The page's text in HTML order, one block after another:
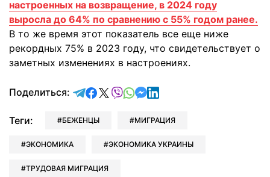
настроенных на возвращение, в 2024 году
выросла до 64% по сравнению с 55% годом ранее.
В то же время этот показатель все еще ниже
рекордных 75% в 2023 году, что свидетельствует о
заметных изменениях в настроениях.
Поделиться: отправить в Telegram
поделиться в Facebook
поделиться в X
отправить в Viber
отправить в Whatsapp
отправить в Messenger
отправить в LinkedIn
Теги: БЕЖЕНЦЫ МИГРАЦИЯ
ЭКОНОМИКА ЭКОНОМИКА УКРАИНЫ
ТРУДОВАЯ МИГРАЦИЯ